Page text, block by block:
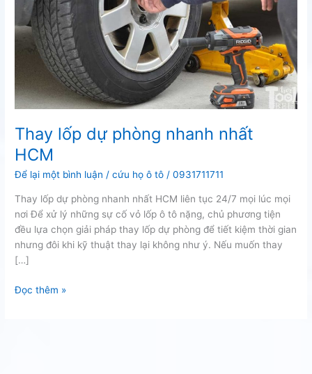
Thay lốp dự phòng nhanh nhất
HCM
Để lại một bình luận /cứu họ ô tô /0931711711
Thay lốp dự phòng nhanh nhất HCM liên tục 24/7 mọi lúc mọi
nơi Để xử lý những sự cố vỏ lốp ô tô nặng, chủ phương tiện
đều lựa chọn giải pháp thay lốp dự phòng để tiết kiệm thời gian
nhưng đôi khi kỹ thuật thay lại không như ý. Nếu muốn thay
[…]
Thay
Đọc thêm »